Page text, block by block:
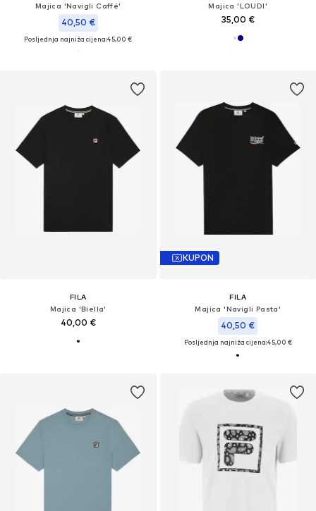
Majica 'Navigli Caffé'
40,50 €
Posljednja najniža cijena:45,00 €
Majica 'LOUDI'
35,00 €
FILA
Majica 'Biella'
40,00 €
KUPON
FILA
Majica 'Navigli Pasta'
40,50 €
Posljednja najniža cijena:45,00 €